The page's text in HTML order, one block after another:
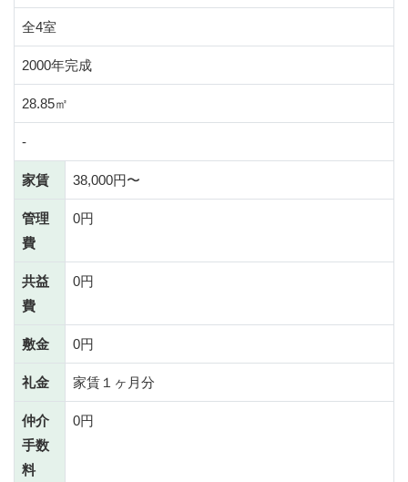
全4室
2000年完成
28.85㎡
-
家賃
38,000円〜
管理
費
0円
共益
費
0円
敷金
0円
礼金
家賃１ヶ月分
仲介
手数
料
0円